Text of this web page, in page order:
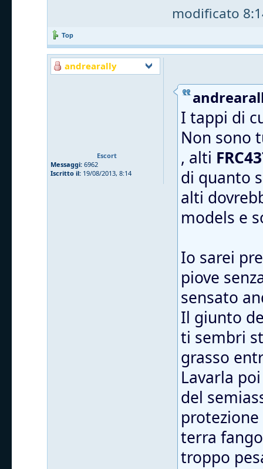
modificato
Top
andrearally
Escort
Messaggi: 6962
Iscritto il: 19/08/2013, 8:14
I tappi di
Non sono
, alti
di quanto
alti
models e
Io sarei
piove
sensato
Il giunto
ti sembri
grasso
Lavarla
del
terra
troppo